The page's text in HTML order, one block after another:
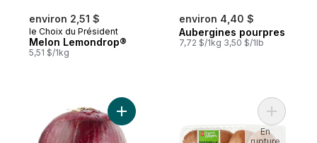
environ 2,51 $
le Choix du Président
Melon Lemondrop®
5,51 $/1kg
environ 4,40 $
Aubergines pourpres
7,72 $/1kg 3,50 $/1lb
Ajouter Oignons rouges au panierAjouter
En